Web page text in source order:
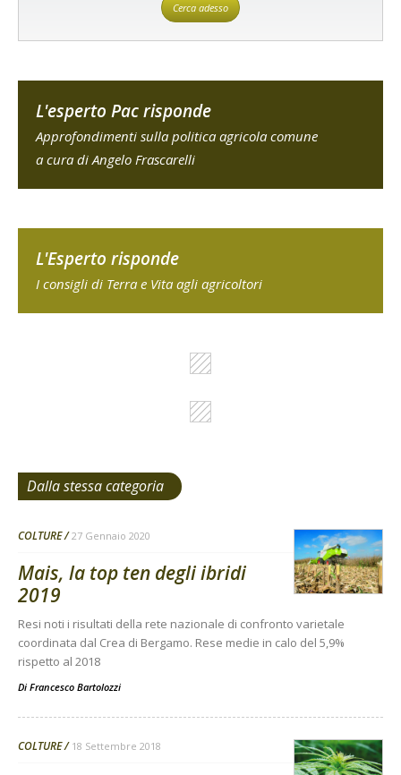
Cerca adesso
L'esperto Pac risponde
Approfondimenti sulla politica agricola comune
a cura di Angelo Frascarelli
L'Esperto risponde
I consigli di Terra e Vita agli agricoltori
Dalla stessa categoria
COLTURE 27 Gennaio 2020
Mais, la top ten degli ibridi
2019
Resi noti i risultati della rete nazionale di confronto varietale
coordinata dal Crea di Bergamo. Rese medie in calo del 5,9%
rispetto al 2018
Di Francesco Bartolozzi
COLTURE 18 Settembre 2018